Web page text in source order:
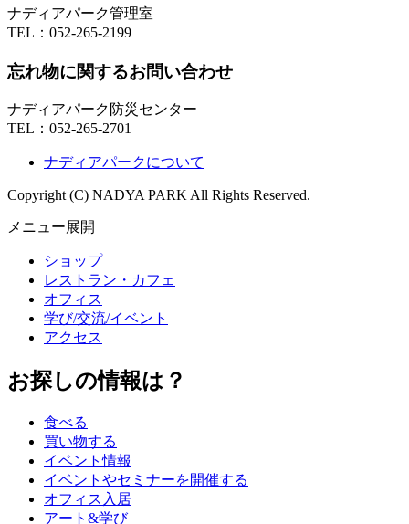
ナディアパーク管理室
TEL： 052-265-2199
忘れ物に関するお問い合わせ
ナディアパーク防災センター
TEL： 052-265-2701
ナディアパークについて
Copyright (C) NADYA PARK All Rights Reserved.
メニュー展開
ショップ
レストラン・カフェ
オフィス
学び/交流/イベント
アクセス
お探しの情報は？
食べる
買い物する
イベント情報
イベントやセミナーを開催する
オフィス入居
アート&学び